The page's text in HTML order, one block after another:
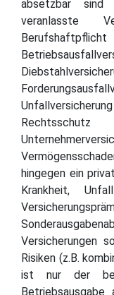
absetzbar sind
veranlasste
hingegen ein
Krankheit,
Versicherungen
Risiken (z.B.
ist nur der